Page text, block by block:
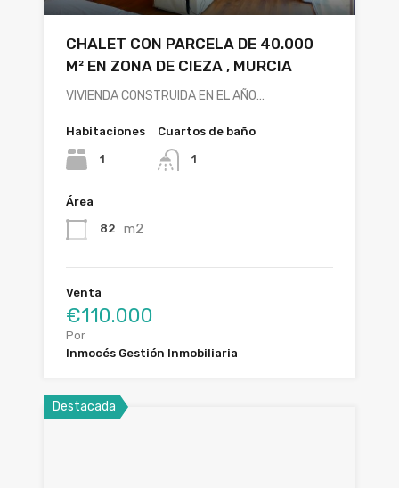
CHALET CON PARCELA DE 40.000
M² EN ZONA DE CIEZA , MURCIA
VIVIENDA CONSTRUIDA EN EL AÑO…
Habitaciones
1
Cuartos de baño
1
Área
82 m2
Venta
€110.000
Por
Inmocés Gestión Inmobiliaria
Destacada